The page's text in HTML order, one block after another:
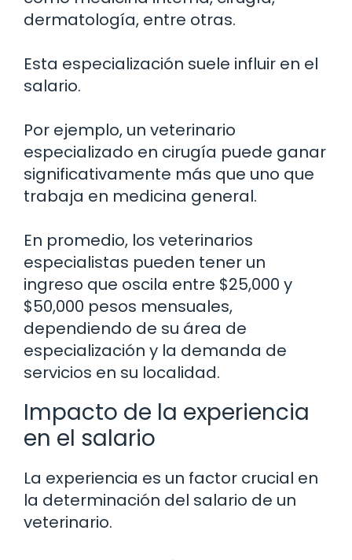
dermatología, entre otras.
Esta especialización suele influir en el
salario.
Por ejemplo, un veterinario
especializado en cirugía puede ganar
significativamente más que uno que
trabaja en medicina general.
En promedio, los veterinarios
especialistas pueden tener un
ingreso que oscila entre $25,000 y
$50,000 pesos mensuales,
dependiendo de su área de
especialización y la demanda de
servicios en su localidad.
Impacto de la experiencia
en el salario
La experiencia es un factor crucial en
la determinación del salario de un
veterinario.